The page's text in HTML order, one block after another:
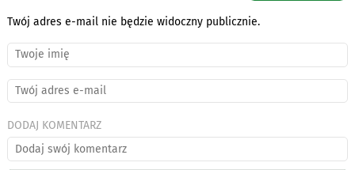
Twój adres e-mail nie będzie widoczny publicznie.
DODAJ KOMENTARZ